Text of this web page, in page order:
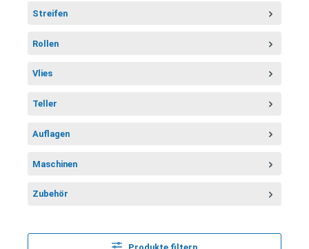
Streifen
Rollen
Vlies
Teller
Auflagen
Maschinen
Zubehör